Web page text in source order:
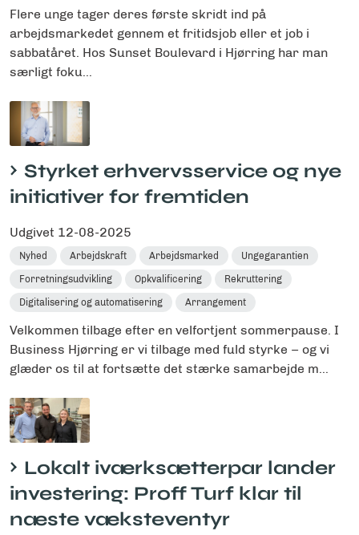
Flere unge tager deres første skridt ind på
arbejdsmarkedet gennem et fritidsjob eller et job i
sabbatåret. Hos Sunset Boulevard i Hjørring har man
særligt foku...
Styrket erhvervsservice og nye
initiativer for fremtiden
Udgivet 12-08-2025
Nyhed Arbejdskraft Arbejdsmarked Ungegarantien
Forretningsudvikling Opkvalificering Rekruttering
Digitalisering og automatisering Arrangement
Velkommen tilbage efter en velfortjent sommerpause. I
Business Hjørring er vi tilbage med fuld styrke – og vi
glæder os til at fortsætte det stærke samarbejde m...
Lokalt iværksætterpar lander
investering: Proff Turf klar til
næste væksteventyr